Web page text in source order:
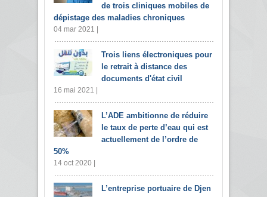
de trois cliniques mobiles de
dépistage des maladies chroniques
04 mar 2021 |
Trois liens électroniques pour
le retrait à distance des
documents d'état civil
16 mai 2021 |
L’ADE ambitionne de réduire
le taux de perte d’eau qui est
actuellement de l’ordre de
50%
14 oct 2020 |
L’entreprise portuaire de Djen